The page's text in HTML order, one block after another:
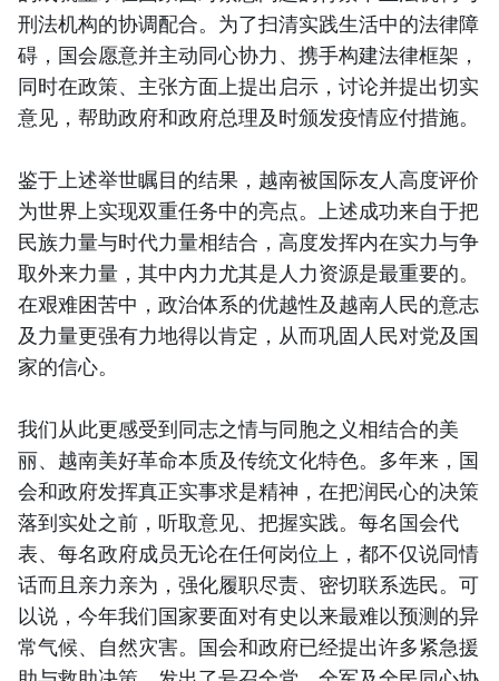
刑法机构的协调配合。为了扫清实践生活中的法律障
碍，国会愿意并主动同心协力、携手构建法律框架，
同时在政策、主张方面上提出启示，讨论并提出切实
意见，帮助政府和政府总理及时颁发疫情应付措施。
鉴于上述举世瞩目的结果，越南被国际友人高度评价
为世界上实现双重任务中的亮点。上述成功来自于把
民族力量与时代力量相结合，高度发挥内在实力与争
取外来力量，其中内力尤其是人力资源是最重要的。
在艰难困苦中，政治体系的优越性及越南人民的意志
及力量更强有力地得以肯定，从而巩固人民对党及国
家的信心。
我们从此更感受到同志之情与同胞之义相结合的美
丽、越南美好革命本质及传统文化特色。多年来，国
会和政府发挥真正实事求是精神，在把润民心的决策
落到实处之前，听取意见、把握实践。每名国会代
表、每名政府成员无论在任何岗位上，都不仅说同情
话而且亲力亲为，强化履职尽责、密切联系选民。可
以说，今年我们国家要面对有史以来最难以预测的异
常气候、自然灾害。国会和政府已经提出许多紧急援